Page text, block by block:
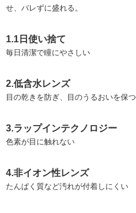
せ、バレずに盛れる。
1.1日使い捨て
毎日清潔で瞳にやさしい
2.低含水レンズ
目の乾きを防ぎ、目のうるおいを保つ
3.ラップインテクノロジー
色素が目に触れない
4.非イオン性レンズ
たんぱく質など汚れが付着しにくい